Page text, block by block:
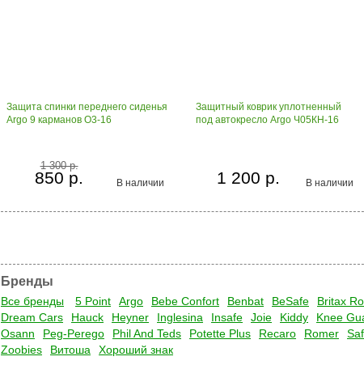
Защита спинки переднего сиденья
Argo 9 карманов О3-16
В наличии
1 300 р.
850 р.
Защитный коврик уплотненный
под автокресло Argo Ч05КН-16
В наличии
1 200 р.
Бренды
Все бренды 5 Point Argo Bebe Confort Benbat BeSafe Britax
Dream Cars
Hauck Heyner Inglesina Insafe Joie Kiddy Knee
Osann
Peg-Perego Phil And Teds Potette Plus Recaro Romer
Zoobies
Витоша Хороший знак